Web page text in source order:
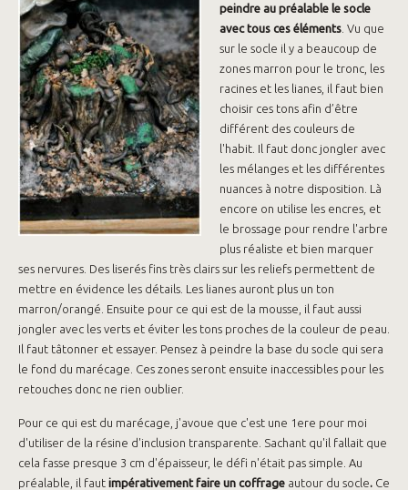
peindre au préalable le socle
avec tous ces éléments . Vu que
sur le socle il y a beaucoup de
zones marron pour le tronc, les
racines et les lianes, il faut bien
choisir ces tons afin d’être
différent des couleurs de
l'habit. Il faut donc jongler avec
les mélanges et les différentes
nuances à notre disposition. Là
encore on utilise les encres, et
le brossage pour rendre l'arbre
plus réaliste et bien marquer
ses nervures. Des liserés fins très clairs sur les reliefs permettent de
mettre en évidence les détails. Les lianes auront plus un ton
marron/orangé. Ensuite pour ce qui est de la mousse, il faut aussi
jongler avec les verts et éviter les tons proches de la couleur de peau.
Il faut tâtonner et essayer. Pensez à peindre la base du socle qui sera
le fond du marécage. Ces zones seront ensuite inaccessibles pour les
retouches donc ne rien oublier.
Pour ce qui est du marécage, j'avoue que c'est une 1ere pour moi
d'utiliser de la résine d'inclusion transparente. Sachant qu'il fallait que
cela fasse presque 3 cm d'épaisseur, le défi n'était pas simple. Au
préalable, il faut impérativement faire un coffrage autour du socle. Ce